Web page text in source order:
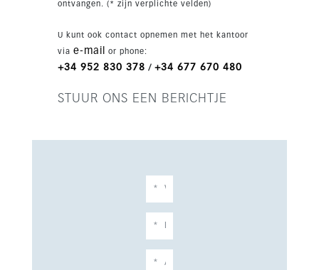
garageparking, lift en een privéplungepool.
ontvangen. (* zijn verplichte velden)
U kunt ook contact opnemen met het kantoor
via e-mail or phone:
+34 952 830 378 / +34 677 670 480
STUUR ONS EEN BERICHTJE